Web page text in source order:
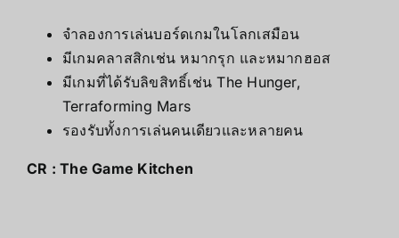
จำลองการเล่นบอร์ดเกมในโลกเสมือน
มีเกมคลาสสิกเช่น หมากรุก และหมากฮอส
มีเกมที่ได้รับลิขสิทธิ์เช่น The Hunger,
Terraforming Mars
รองรับทั้งการเล่นคนเดียวและหลายคน
CR :The Game Kitchen